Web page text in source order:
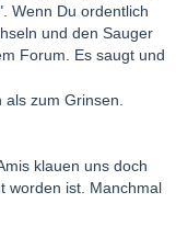
Wenn Du ordentlich
und den Sauger
Forum. Es saugt und
als zum Grinsen.
klauen uns doch
worden ist. Manchmal